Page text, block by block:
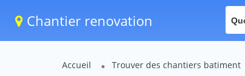
Chantier renovation
Accueil Trouver des chantiers batiment